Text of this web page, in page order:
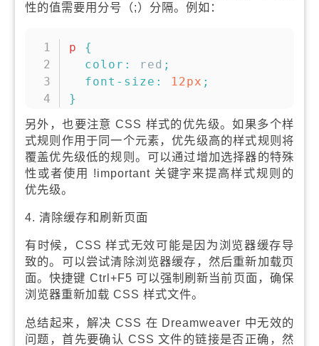
性的值需要用分号（;）分隔。例如：
p
{
color : red ;
font-size : 12px ;
}
另外，也要注意 CSS 样式的优先级。如果多个样
式规则作用于同一个元素，优先级高的样式规则将
覆盖优先级低的规则。可以通过增加选择器的特殊
性或者使用 !important 关键字来提高样式规则的
优先级。
4. 清除缓存和刷新页面
有时候，CSS 样式无效可能是因为浏览器缓存导
致的。可以尝试清除浏览器缓存，然后重新加载页
面。快捷键 Ctrl+F5 可以强制刷新当前页面，确保
浏览器重新加载 CSS 样式文件。
总结起来，解决 CSS 在 Dreamweaver 中无效的
问题，首先要确认 CSS 文件的链接是否正确，然